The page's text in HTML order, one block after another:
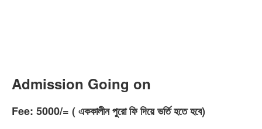
Admission Going on
Fee: 5000/= ( এককালীন পুরো ফি দিয়ে ভর্তি হতে হবে)